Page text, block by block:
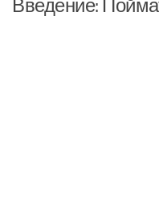
Введение: